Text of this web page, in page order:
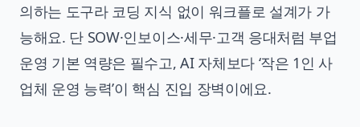
의하는 도구라 코딩 지식 없이 워크플로 설계가 가
능해요. 단 SOW·인보이스·세무·고객 응대처럼 부업
운영 기본 역량은 필수고, AI 자체보다 ‘작은 1인 사
업체 운영 능력’이 핵심 진입 장벽이에요.